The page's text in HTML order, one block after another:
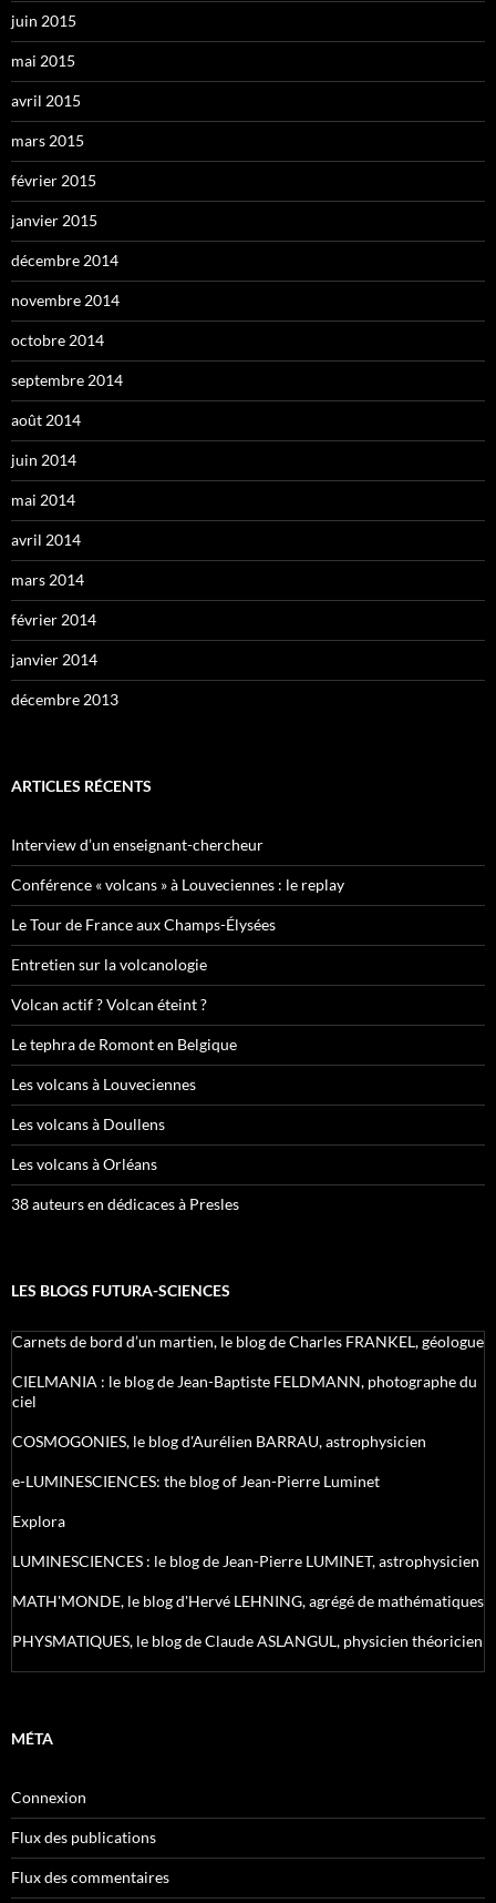
juin 2015
mai 2015
avril 2015
mars 2015
février 2015
janvier 2015
décembre 2014
novembre 2014
octobre 2014
septembre 2014
août 2014
juin 2014
mai 2014
avril 2014
mars 2014
février 2014
janvier 2014
décembre 2013
ARTICLES RÉCENTS
Interview d’un enseignant-chercheur
Conférence « volcans » à Louveciennes : le replay
Le Tour de France aux Champs-Élysées
Entretien sur la volcanologie
Volcan actif ? Volcan éteint ?
Le tephra de Romont en Belgique
Les volcans à Louveciennes
Les volcans à Doullens
Les volcans à Orléans
38 auteurs en dédicaces à Presles
LES BLOGS FUTURA-SCIENCES
Carnets de bord d’un martien, le blog de Charles FRANKEL, géologue
CIELMANIA : le blog de Jean-Baptiste FELDMANN, photographe du
ciel
COSMOGONIES, le blog d'Aurélien BARRAU, astrophysicien
e-LUMINESCIENCES: the blog of Jean-Pierre Luminet
Explora
LUMINESCIENCES : le blog de Jean-Pierre LUMINET, astrophysicien
MATH'MONDE, le blog d'Hervé LEHNING, agrégé de mathématiques
PHYSMATIQUES, le blog de Claude ASLANGUL, physicien théoricien
MÉTA
Connexion
Flux des publications
Flux des commentaires